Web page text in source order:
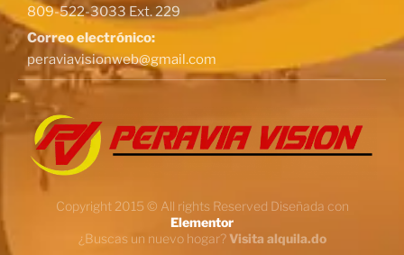
809-522-3033 Ext. 229
Correo electrónico:
peraviavisionweb@gmail.com
Copyright 2015 © All rights Reserved Diseñada con
Elementor
¿Buscas un nuevo hogar?Visita alquila.do